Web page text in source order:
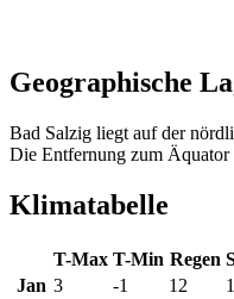
Geographische
Bad Salzig liegt auf der
Die Entfernung zum
Klimatabelle
T-Max T-Min Regen
Jan 3 -1 12
1